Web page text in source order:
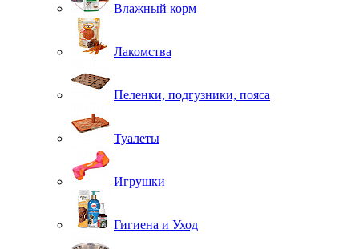
Влажный корм
Лакомства
Пеленки, подгузники, пояса
Туалеты
Игрушки
Гигиена и Уход